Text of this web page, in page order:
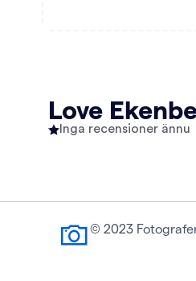
Love
Inga recensioner ännu
© 2023